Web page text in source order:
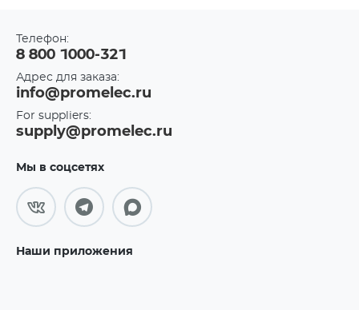
Телефон:
8 800 1000-321
Адрес для заказа:
info@promelec.ru
For suppliers:
supply@promelec.ru
Мы в соцсетях
Наши приложения